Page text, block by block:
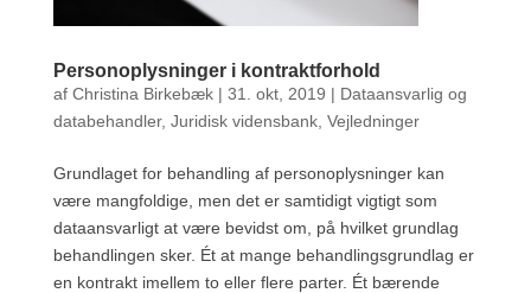
Personoplysninger i kontraktforhold
af Christina Birkebæk| 31. okt, 2019 | Dataansvarlig og
databehandler, Juridisk vidensbank, Vejledninger
Grundlaget for behandling af personoplysninger kan
være mangfoldige, men det er samtidigt vigtigt som
dataansvarligt at være bevidst om, på hvilket grundlag
behandlingen sker. Ét at mange behandlingsgrundlag er
en kontrakt imellem to eller flere parter. Ét bærende